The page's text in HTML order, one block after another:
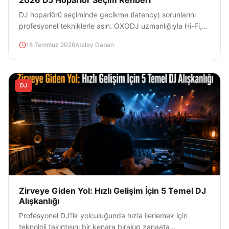
DJ hoparlörü seçiminde gecikme (latency) sorunlarını
profesyonel tekniklerle aşın. OXODJ uzmanlığıyla Hi-Fi,
18 Temmuz 2026Atalay Daban
DJ
Zirveye Giden Yol: Hızlı Gelişim İçin 5 Temel DJ
Alışkanlığı
Profesyonel DJ’lik yolculuğunda hızla ilerlemek için
teknoloji takıntısını bir kenara bırakıp zanaata